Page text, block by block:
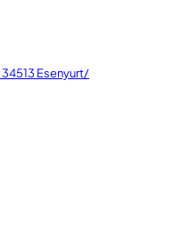
34513 Esenyurt/